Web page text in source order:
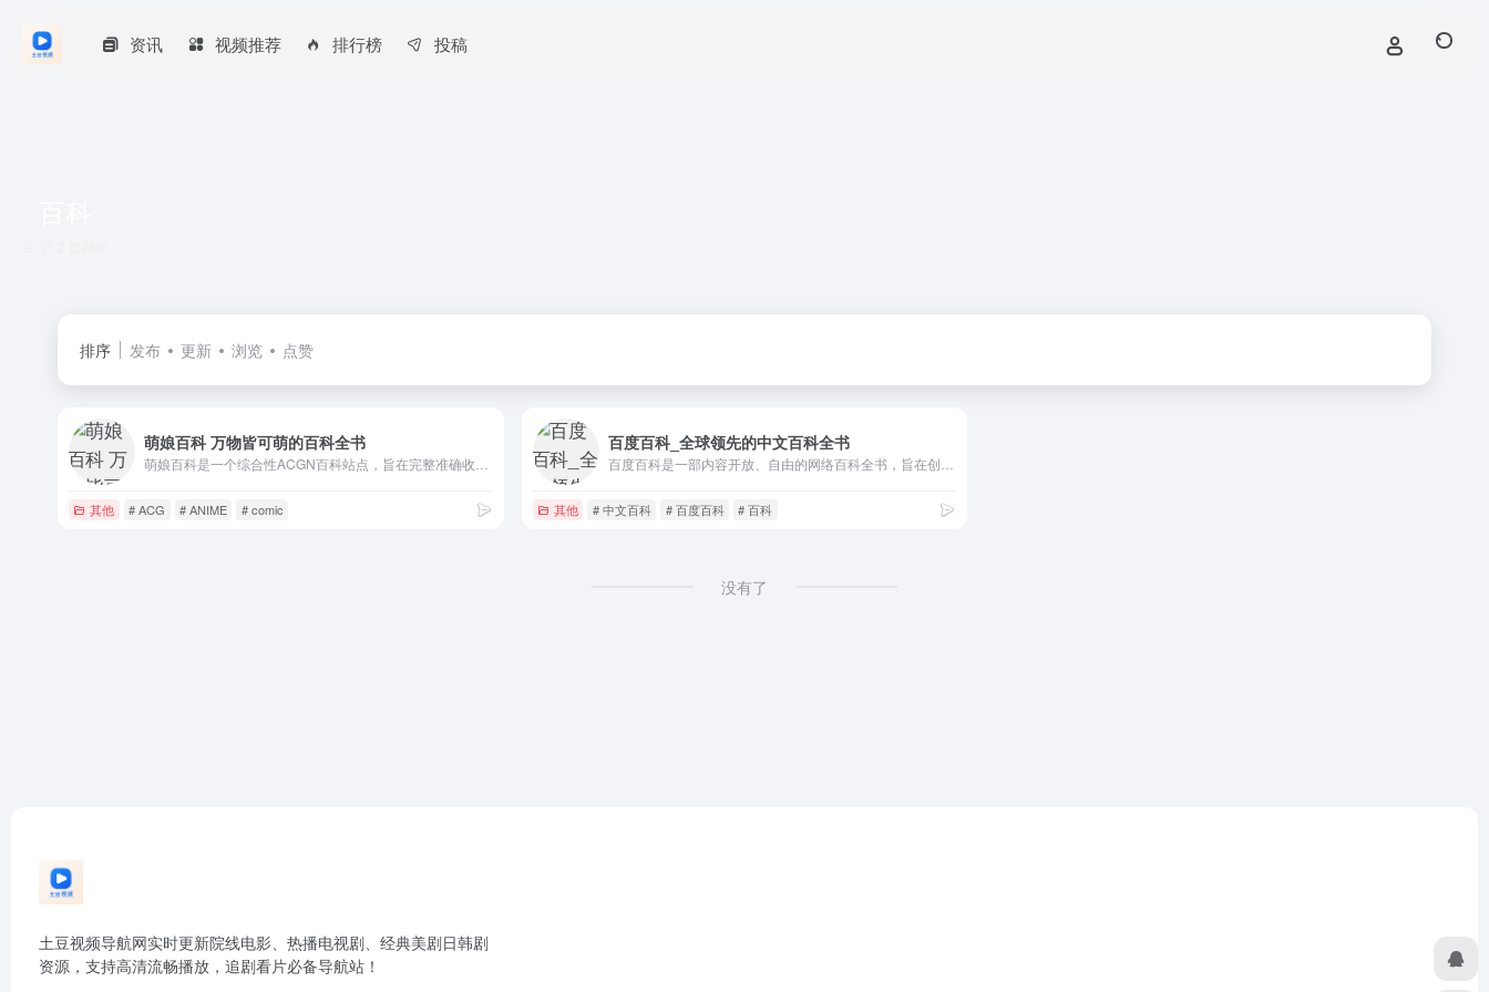
资讯 视频推荐 排行榜 投稿
排序 发布 更新 浏览 点赞
萌娘百科 万物皆可萌的百科全书
其他 # ACG # ANIME # comic
百度百科_全球领先的中文百科全书
其他 # 中文百科 # 百度百科 # 百科
没有了
土豆视频导航网实时更新院线电影、热播电视剧、经典美剧日韩剧
资源，支持高清流畅播放，追剧看片必备导航站！